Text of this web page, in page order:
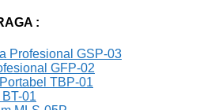
:
Profesional GSP-03
GFP-02
TBP-01
01